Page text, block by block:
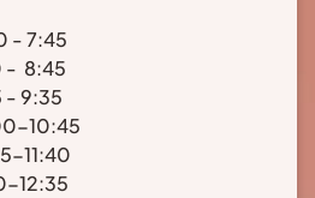
- 7:45
- 8:45
- 9:35
10:45
11:40
12:35